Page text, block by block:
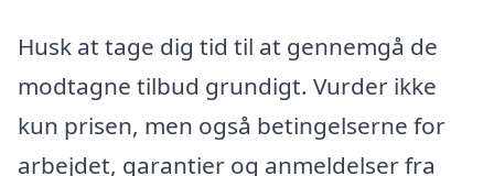
Husk at tage dig tid til at gennemgå de
modtagne tilbud grundigt. Vurder ikke
kun prisen, men også betingelserne for
arbejdet, garantier og anmeldelser fra